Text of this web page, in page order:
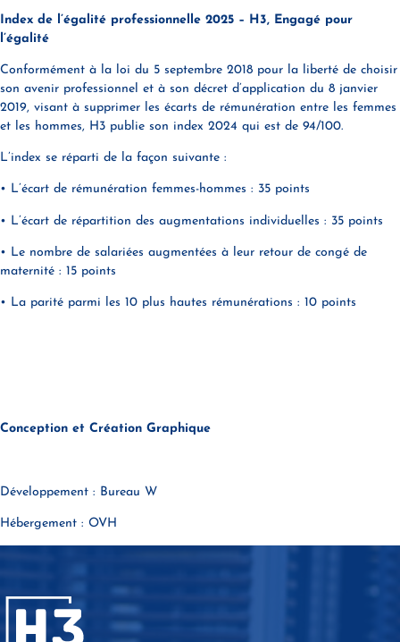
Index de l’égalité professionnelle 2025 – H3, Engagé pour
l’égalité
Conformément à la loi du 5 septembre 2018 pour la liberté de choisir
son avenir professionnel et à son décret d’application du 8 janvier
2019, visant à supprimer les écarts de rémunération entre les femmes
et les hommes, H3 publie son index 2024 qui est de 94/100.
L’index se réparti de la façon suivante :
• L’écart de rémunération femmes-hommes : 35 points
• L’écart de répartition des augmentations individuelles : 35 points
• Le nombre de salariées augmentées à leur retour de congé de
maternité : 15 points
• La parité parmi les 10 plus hautes rémunérations : 10 points
Conception et Création Graphique
Développement : Bureau W
Hébergement : OVH